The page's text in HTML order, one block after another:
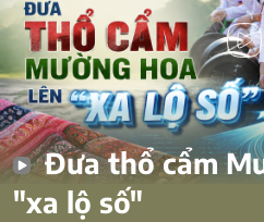
Đưa thổ cẩm
"xa lộ số"